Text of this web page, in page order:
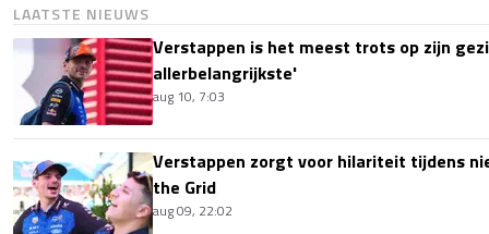
LAATSTE NIEUWS
Verstappen is het meest trots op zijn
allerbelangrijkste'
aug 10, 7:03
Verstappen zorgt voor hilariteit tijdens
the Grid
aug 09, 22:02